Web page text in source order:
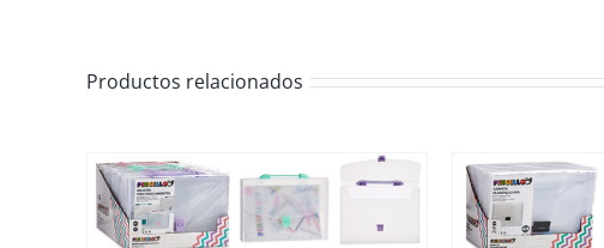
Productos relacionados